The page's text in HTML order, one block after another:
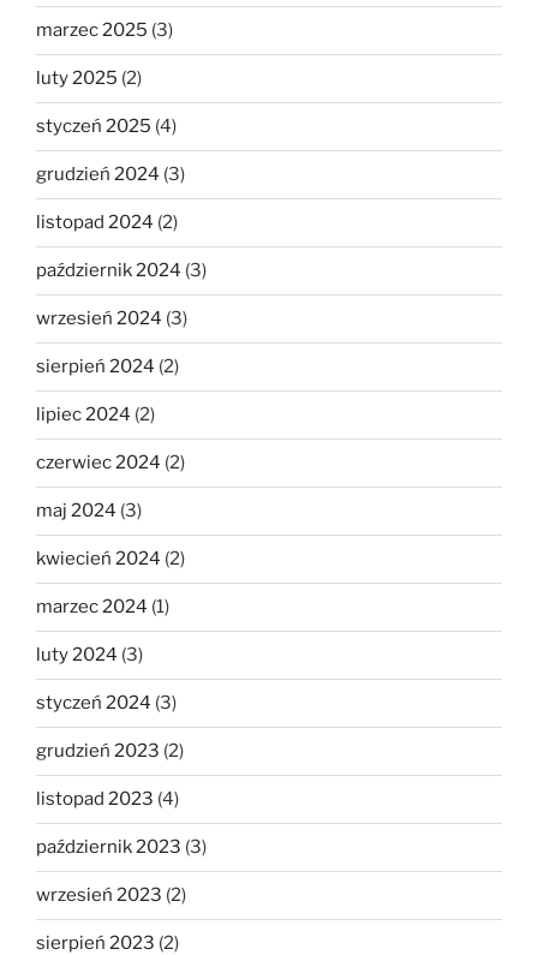
marzec 2025 (3)
luty 2025 (2)
styczeń 2025 (4)
grudzień 2024 (3)
listopad 2024 (2)
październik 2024 (3)
wrzesień 2024 (3)
sierpień 2024 (2)
lipiec 2024 (2)
czerwiec 2024 (2)
maj 2024 (3)
kwiecień 2024 (2)
marzec 2024 (1)
luty 2024 (3)
styczeń 2024 (3)
grudzień 2023 (2)
listopad 2023 (4)
październik 2023 (3)
wrzesień 2023 (2)
sierpień 2023 (2)